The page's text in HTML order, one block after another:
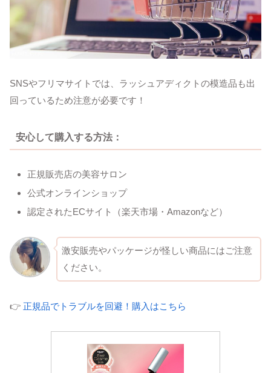
SNSやフリマサイトでは、ラッシュアディクトの模造品も出
回っているため注意が必要です！
安心して購入する方法：
正規販売店の美容サロン
公式オンラインショップ
認定されたECサイト（楽天市場・Amazonなど）
激安販売やパッケージが怪しい商品にはご注意
ください。
👉 正規品でトラブルを回避！購入はこちら